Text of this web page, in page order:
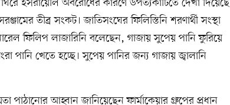
ইসরায়েলি অবরোধের কারণে উপত্যকাটিতে দেখা দিয়েছে
তীব্র সংকট। জাতিসংঘের ফিলিস্তিনি শরণার্থী সংস্থা
ফিলিপ লাজারিনি বলেছেন, গাজায় সুপেয় পানি ফুরিয়ে
পানি খেতে হচ্ছে। সুপেয় পানির জন্য গাজায় জ্বালানি
পাঠানোর আহ্বান জানিয়েছেন ফার্মাকেয়ার গ্রুপের প্রধান